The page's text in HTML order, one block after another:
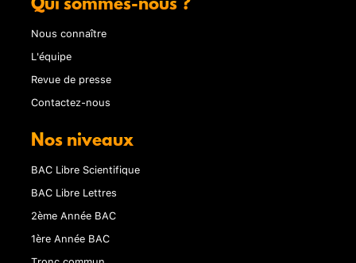
Qui sommes-nous ?
Nous connaître
L'équipe
Revue de presse
Contactez-nous
Nos niveaux
BAC Libre Scientifique
BAC Libre Lettres
2ème Année BAC
1ère Année BAC